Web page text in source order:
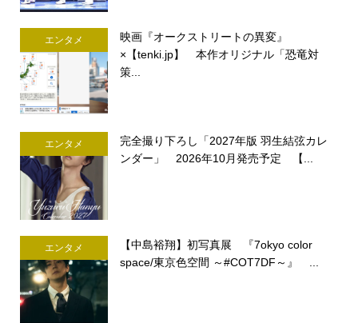
エンタメ
映画『オークストリートの異変』
×【tenki.jp】 本作オリジナル「恐竜対
策...
エンタメ
完全撮り下ろし「2027年版 羽生結弦カレ
ンダー」 2026年10月発売予定 【...
エンタメ
【中島裕翔】初写真展 『7okyo color
space/東京色空間 ～#COT7DF～』 ...